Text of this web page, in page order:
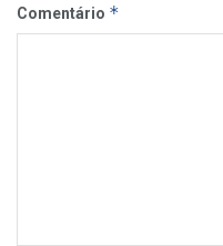
Comentário *